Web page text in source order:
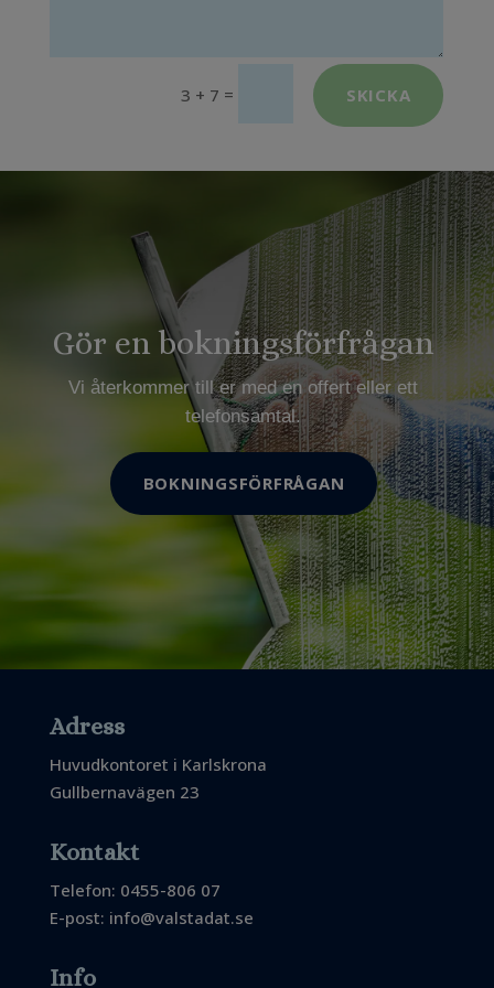
3 + 7 = SKICKA
Gör en bokningsförfrågan
Vi återkommer till er med en offert eller ett
telefonsamtal.
BOKNINGSFÖRFRÅGAN
Adress
Huvudkontoret i Karlskrona
Gullbernavägen 23
Kontakt
Telefon: 0455-806 07
E-post: info@valstadat.se
Info